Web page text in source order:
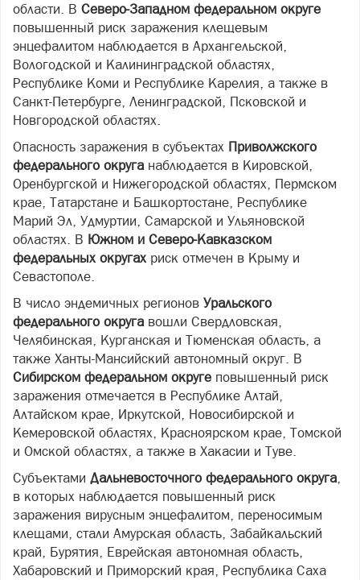
области. В Северо-Западном федеральном округе
повышенный риск заражения клещевым
энцефалитом наблюдается в Архангельской,
Вологодской и Калининградской областях,
Республике Коми и Республике Карелия, а также в
Санкт-Петербурге, Ленинградской, Псковской и
Новгородской областях.
Опасность заражения в субъектах Приволжского
федерального округанаблюдается в Кировской,
Оренбургской и Нижегородской областях, Пермском
крае, Татарстане и Башкортостане, Республике
Марий Эл, Удмуртии, Самарской и Ульяновской
областях. В Южном и Северо-Кавказском
федеральных округахриск отмечен в Крыму и
Севастополе.
В число эндемичных регионов Уральского
федерального округавошли Свердловская,
Челябинская, Курганская и Тюменская область, а
также Ханты-Мансийский автономный округ. В
Сибирском федеральном округе повышенный риск
заражения отмечается в Республике Алтай,
Алтайском крае, Иркутской, Новосибирской и
Кемеровской областях, Красноярском крае, Томской
и Омской областях, а также в Хакасии и Туве.
Субъектами Дальневосточного федерального округа,
в которых наблюдается повышенный риск
заражения вирусным энцефалитом, переносимым
клещами, стали Амурская область, Забайкальский
край, Бурятия, Еврейская автономная область,
Хабаровский и Приморский края, Республика Саха